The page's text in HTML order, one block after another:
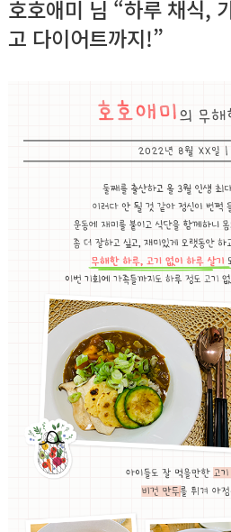
호호애미 님 “하루 채식,
고 다이어트까지!”